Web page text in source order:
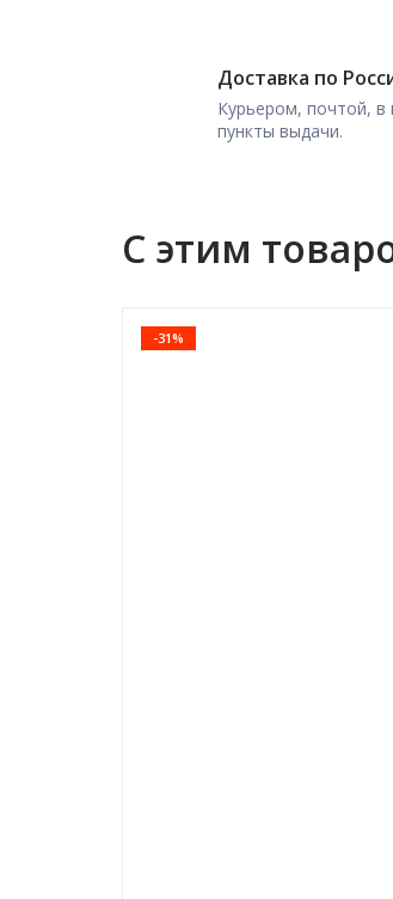
Доставка по
Курьером, почтой, в
пункты выдачи.
С этим
-31%